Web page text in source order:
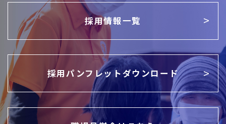
採用情報一覧
採用パンフレットダウンロード